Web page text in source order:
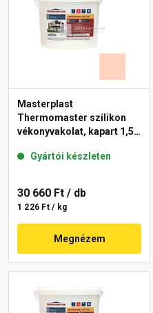
Masterplast
Thermomaster szilikon
vékonyvakolat, kapart 1,5
Gyártói készleten
30 660 Ft / db
1 226 Ft / kg
Megnézem